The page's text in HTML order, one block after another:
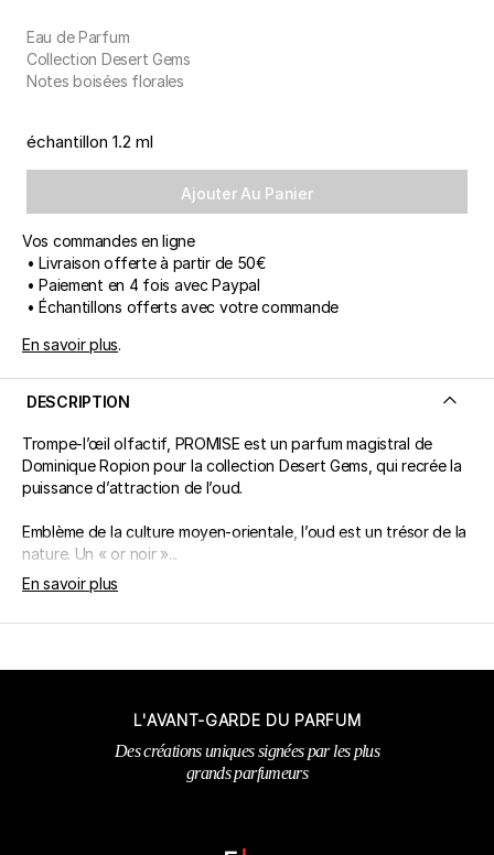
Eau de Parfum
Collection Desert Gems
Notes boisées florales
échantillon 1.2 ml
Ajouter Au Panier
Vos commandes en ligne
• Livraison offerte à partir de 50€
• Paiement en 4 fois avec Paypal
• Échantillons offerts avec votre commande
En savoir plus.
DESCRIPTION
Trompe-l’œil olfactif, PROMISE est un parfum magistral de
Dominique Ropion pour la collection Desert Gems, qui recrée la
puissance d’attraction de l’oud.
Emblème de la culture moyen-orientale, l’oud est un trésor de la
nature. Un « or noir »...
En savoir plus
L'AVANT-GARDE DU PARFUM
Des créations uniques signées par les plus
grands parfumeurs